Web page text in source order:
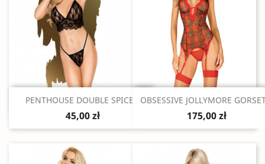
Szybki podgląd
PENTHOUSE DOUBLE SPICE...
45,00 zł
Szybki podgląd
OBSESSIVE JOLLYMORE
175,00 zł